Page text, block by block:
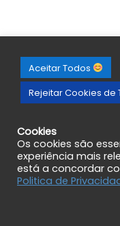
Aceitar Todos
Rejeitar Cookies de
Cookies
Os cookies são
experiência mais
está a concordar
Politica de